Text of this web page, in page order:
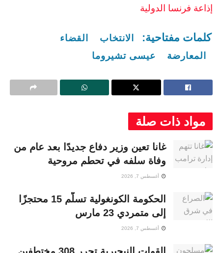
إذاعة فرنسا الدولية
كلمات مفتاحية: الانتخاب
القضاء
المعارضة
عيسى تشيروما
مواد ذات صلة
غانا تعين وزير دفاع جديدًا بعد عام من
وفاة سلفه في تحطم مروحية
أغسطس 7, 2026
الحكومة الكونغولية تسلّم 15 محتجزًا
إلى متمردي 23 مارس
أغسطس 7, 2026